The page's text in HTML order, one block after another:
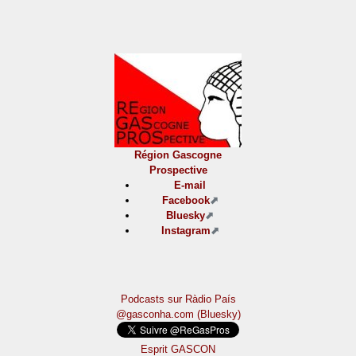
Région Gascogne
Prospective
E-mail
Facebook
Bluesky
Instagram
Podcasts sur Ràdio País
@gasconha.com (Bluesky)
Esprit GASCON